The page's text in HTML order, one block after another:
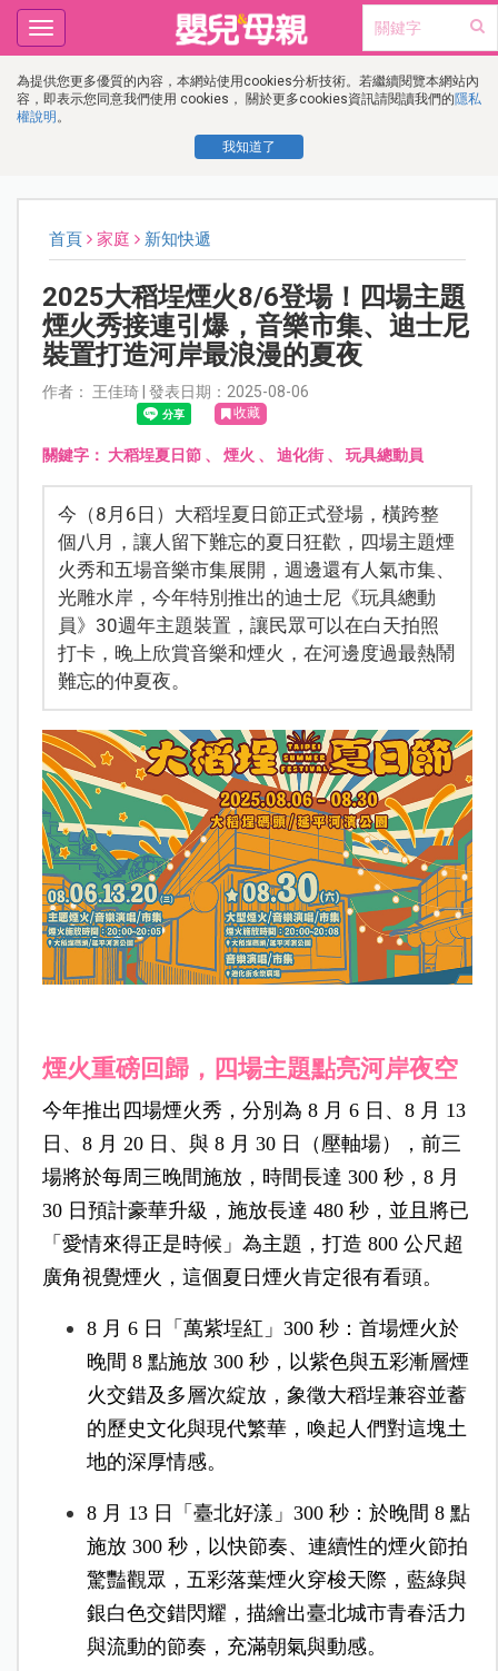
為提供您更多優質的內容，本網站使用cookies分析技術。若繼續閱覽本網站內
容，即表示您同意我們使用 cookies， 關於更多cookies資訊請閱讀我們的隱私
權說明 。
我知道了
Toggle
navigation
首頁 家庭 新知快遞
2025大稻埕煙火8/6登場！四場主題
煙火秀接連引爆，音樂市集、迪士尼
裝置打造河岸最浪漫的夏夜
作者： 王佳琦 | 發表日期：2025-08-06
收藏
關鍵字： 大稻埕夏日節、 煙火 、 迪化街、 玩具總動員
今（8月6日）大稻埕夏日節正式登場，橫跨整
個八月，讓人留下難忘的夏日狂歡，四場主題煙
火秀和五場音樂市集展開，週邊還有人氣市集、
光雕水岸，今年特別推出的迪士尼《玩具總動
員》30週年主題裝置，讓民眾可以在白天拍照
打卡，晚上欣賞音樂和煙火，在河邊度過最熱鬧
難忘的仲夏夜。
煙火重磅回歸，四場主題點亮河岸夜空
今年推出四場煙火秀，分別為 8 月 6 日、8 月 13
日、8 月 20 日、與 8 月 30 日（壓軸場），前三
場將於每周三晚間施放，時間長達 300 秒，8 月
30 日預計豪華升級，施放長達 480 秒，並且將已
「愛情來得正是時候」為主題，打造 800 公尺超
廣角視覺煙火，這個夏日煙火肯定很有看頭。
8 月 6 日「萬紫埕紅」300 秒：首場煙火於
晚間 8 點施放 300 秒，以紫色與五彩漸層煙
火交錯及多層次綻放，象徵大稻埕兼容並蓄
的歷史文化與現代繁華，喚起人們對這塊土
地的深厚情感。
8 月 13 日「臺北好漾」300 秒：於晚間 8 點
施放 300 秒，以快節奏、連續性的煙火節拍
驚豔觀眾，五彩落葉煙火穿梭天際，藍綠與
銀白色交錯閃耀，描繪出臺北城市青春活力
與流動的節奏，充滿朝氣與動感。